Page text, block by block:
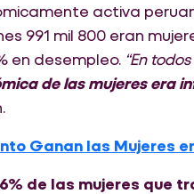
activa
991 mil 800 eran
en desempleo. “En
de las mujeres era
Ganan las Mujeres
de las mujeres que